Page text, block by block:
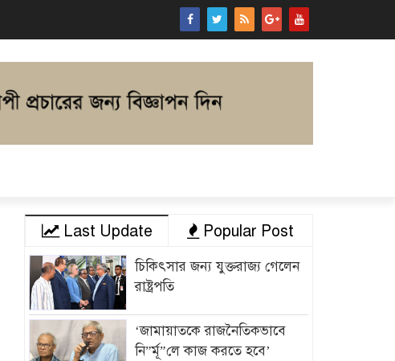
Last Update Popular Post
চিকিৎসার জন্য যুক্তরাজ্য গেলেন
রাষ্ট্রপতি
‘জামায়াতকে রাজনৈতিকভাবে
নি”র্মূ”লে কাজ করতে হবে’